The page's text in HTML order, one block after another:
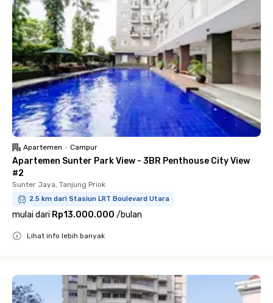
Apartemen • Campur
Apartemen Sunter Park View - 3BR Penthouse City View
#2
Sunter Jaya, Tanjung Priok
2.5 km dari Stasiun LRT Boulevard Utara
mulai dari Rp13.000.000 /bulan
Lihat info lebih banyak